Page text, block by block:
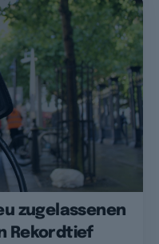
zugelassenen
Rekordtief